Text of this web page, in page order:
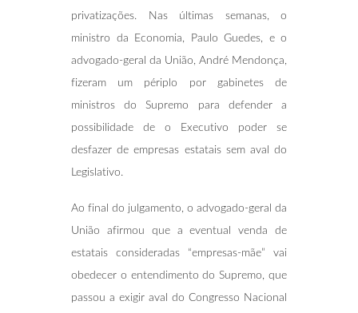
privatizações. Nas últimas semanas, o
ministro da Economia, Paulo Guedes, e o
advogado-geral da União, André Mendonça,
fizeram um périplo por gabinetes de
ministros do Supremo para defender a
possibilidade de o Executivo poder se
desfazer de empresas estatais sem aval do
Legislativo.
Ao final do julgamento, o advogado-geral da
União afirmou que a eventual venda de
estatais consideradas “empresas-mãe” vai
obedecer o entendimento do Supremo, que
passou a exigir aval do Congresso Nacional